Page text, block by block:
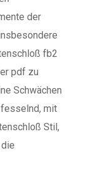
der
fb2
pdf zu
Schwächen
mit
Stil,